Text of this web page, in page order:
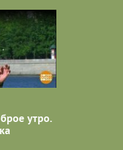
утро.